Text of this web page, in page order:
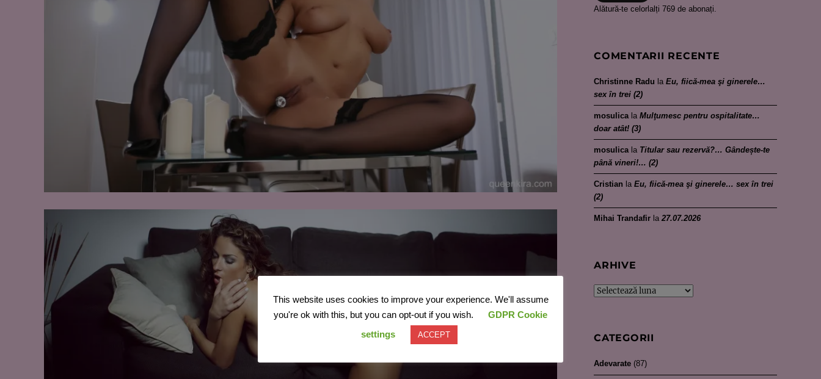
Alătură-te celorlalți 769 de abonați.
COMENTARII RECENTE
Christinne Radu la Eu, fiică-mea şi ginerele…
sex în trei (2)
mosulicala Mulţumesc pentru ospitalitate…
doar atât! (3)
mosulicala Titular sau rezervă?… Gândește-te
până vineri!… (2)
Cristian la Eu, fiică-mea şi ginerele… sex în trei
(2)
Mihai Trandafir la 27.07.2026
ARHIVE
Arhive
CATEGORII
Adevarate (87)
This website uses cookies to improve your experience. We'll assume
you're ok with this, but you can opt-out if you wish.
GDPR Cookie
settings
ACCEPT